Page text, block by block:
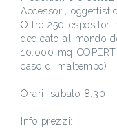
Accessori,
Oltre 250 espositori
dedicato al mondo
10.000 mq
caso di maltempo)
Orari: sabato 8.30
Info prezzi: